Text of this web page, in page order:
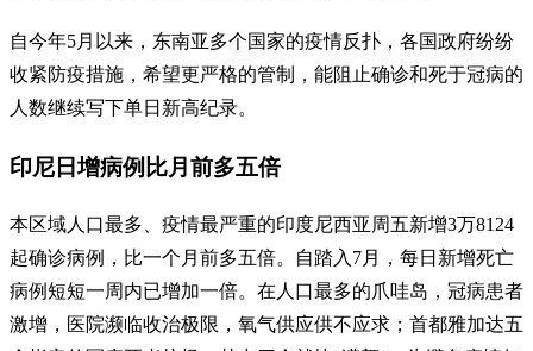
自今年5月以来，东南亚多个国家的疫情反扑，各国政府纷纷
收紧防疫措施，希望更严格的管制，能阻止确诊和死于冠病的
人数继续写下单日新高纪录。
印尼日增病例比月前多五倍
本区域人口最多、疫情最严重的印度尼西亚周五新增3万8124
起确诊病例，比一个月前多五倍。自踏入7月，每日新增死亡
病例短短一周内已增加一倍。在人口最多的爪哇岛，冠病患者
激增，医院濒临收治极限，氧气供应供不应求；首都雅加达五